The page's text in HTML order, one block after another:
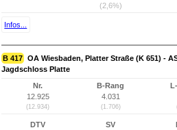
(2,6%)
Infos...
B 417 OA Wiesbaden, Platter Straße (K 651) -
Jagdschloss Platte
Nr.
12.925
(12.934)
B-Rang
4.031
(1.706)
DTV
SV